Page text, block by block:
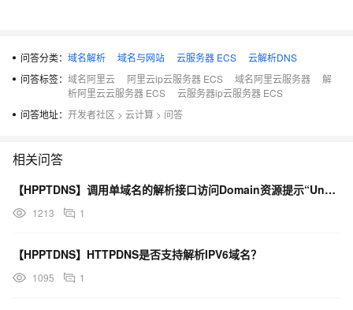
问答分类： 域名解析 域名与网站 云服务器 ECS
云解析DNS
问答标签： 域名阿里云 阿里云ip云服务器 ECS 域名阿里云服务器
解
析阿里云云服务器 ECS
云服务器ip云服务器 ECS
问答地址： 开发者社区 > 云计算 > 问答
相关问答
【HPPTDNS】调用单域名的解析接口访问Domain资源提示“UnsignedInterfaceD
1213 1
【HPPTDNS】HTTPDNS是否支持解析IPV6域名？
1095 1